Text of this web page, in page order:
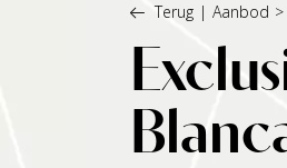
Terug | Aanbod >